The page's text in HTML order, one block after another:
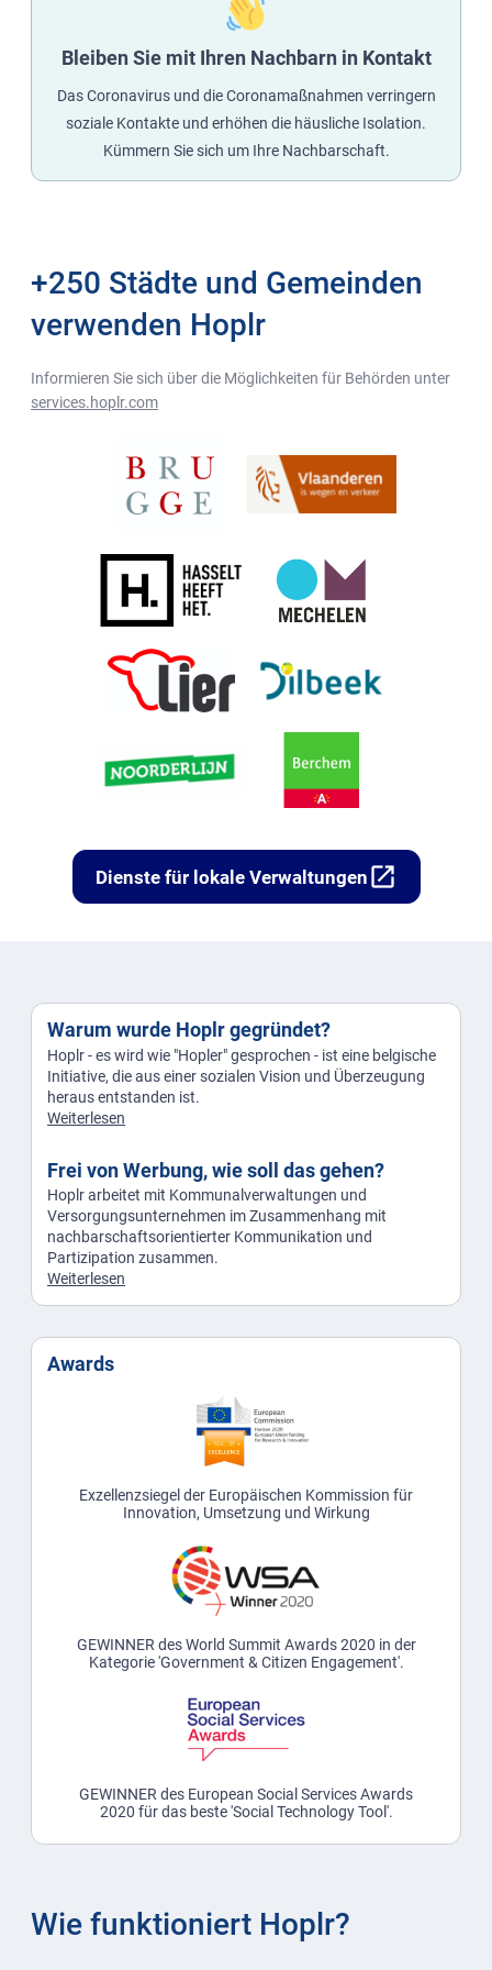
Bleiben Sie mit Ihren Nachbarn in Kontakt
Das Coronavirus und die Coronamaßnahmen verringern
soziale Kontakte und erhöhen die häusliche Isolation.
Kümmern Sie sich um Ihre Nachbarschaft.
+250 Städte und Gemeinden
verwenden Hoplr
Informieren Sie sich über die Möglichkeiten für Behörden unter
services.hoplr.com
Dienste für lokale Verwaltungen open_in_new
Warum wurde Hoplr gegründet?
Hoplr - es wird wie "Hopler" gesprochen - ist eine belgische
Initiative, die aus einer sozialen Vision und Überzeugung
heraus entstanden ist.
Weiterlesen
Frei von Werbung, wie soll das gehen?
Hoplr arbeitet mit Kommunalverwaltungen und
Versorgungsunternehmen im Zusammenhang mit
nachbarschaftsorientierter Kommunikation und
Partizipation zusammen.
Weiterlesen
Awards
Exzellenzsiegel der Europäischen Kommission für
Innovation, Umsetzung und Wirkung
GEWINNER des World Summit Awards 2020 in der
Kategorie 'Government & Citizen Engagement'.
GEWINNER des European Social Services Awards
2020 für das beste 'Social Technology Tool'.
Wie funktioniert Hoplr?